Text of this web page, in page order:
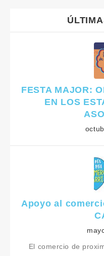
FESTA MAJOR:
EN LOS
Apoyo al
El comercio de